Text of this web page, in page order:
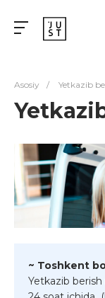
Asosiy / Yetkazib
~ Toshkent
Yetkazib